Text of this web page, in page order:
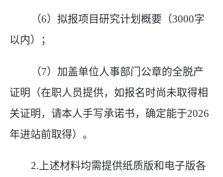
（6）拟报项目研究计划概要（3000字
以内）；
（7）加盖单位人事部门公章的全脱产
证明（在职人员提供，如报名时尚未取得相
关证明，请本人手写承诺书，确定能于2026
年进站前取得）。
2. 上述材料均需提供纸质版和电子版各